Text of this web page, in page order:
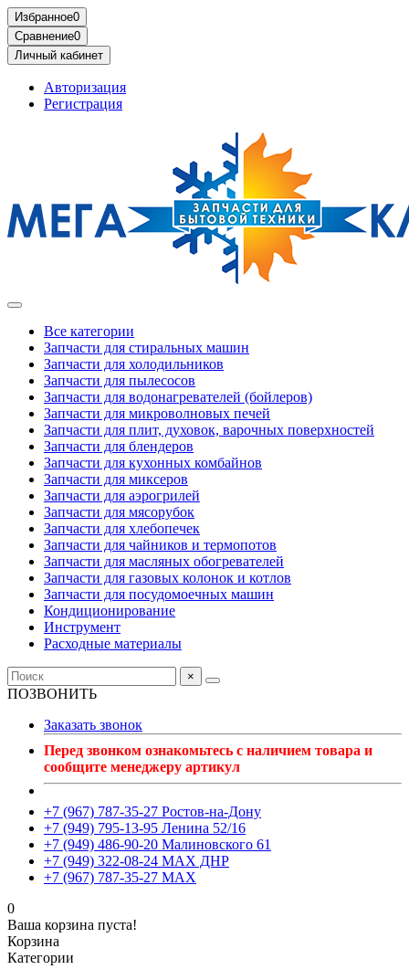
Избранное0
Сравнение0
Личный кабинет
Авторизация
Регистрация
Все категории
Запчасти для стиральных машин
Запчасти для холодильников
Запчасти для пылесосов
Запчасти для водонагревателей (бойлеров)
Запчасти для микроволновых печей
Запчасти для плит, духовок, варочных поверхностей
Запчасти для блендеров
Запчасти для кухонных комбайнов
Запчасти для миксеров
Запчасти для аэрогрилей
Запчасти для мясорубок
Запчасти для хлебопечек
Запчасти для чайников и термопотов
Запчасти для масляных обогревателей
Запчасти для газовых колонок и котлов
Запчасти для посудомоечных машин
Кондиционирование
Инструмент
Расходные материалы
×
ПОЗВОНИТЬ
Заказать звонок
Перед звонком ознакомьтесь с наличием товара и
сообщите менеджеру артикул
+7 (967) 787-35-27 Ростов-на-Дону
+7 (949) 795-13-95 Ленина 52/16
+7 (949) 486-90-20 Малиновского 61
+7 (949) 322-08-24 MAX ДНР
+7 (967) 787-35-27 MAX
0
Ваша корзина пуста!
Корзина
Категории